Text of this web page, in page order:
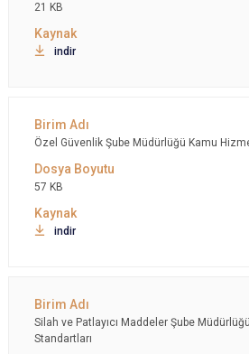
21 KB
indir
Özel Güvenlik Şube Müdürlüğü Kamu
57 KB
indir
Silah ve Patlayıcı Maddeler Şube
Standartları